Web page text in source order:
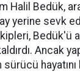
Halil Bedük,
yerine sevk
Bedük'ü
Ancak